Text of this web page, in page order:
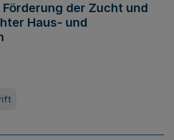
der Zucht und
Haus- und